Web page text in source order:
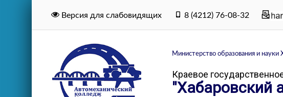
Версия для слабовидящих 8 (4212) 76-08-32
Министерство образования и науки
Краевое
"Хабаровский